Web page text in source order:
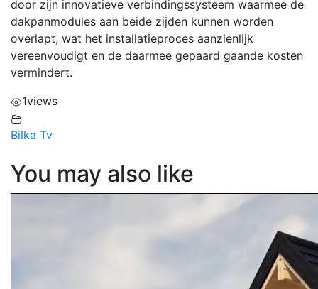
door zijn innovatieve verbindingssysteem waarmee de
dakpanmodules aan beide zijden kunnen worden
overlapt, wat het installatieproces aanzienlijk
vereenvoudigt en de daarmee gepaard gaande kosten
vermindert.
1views
Bilka Tv
You may also like